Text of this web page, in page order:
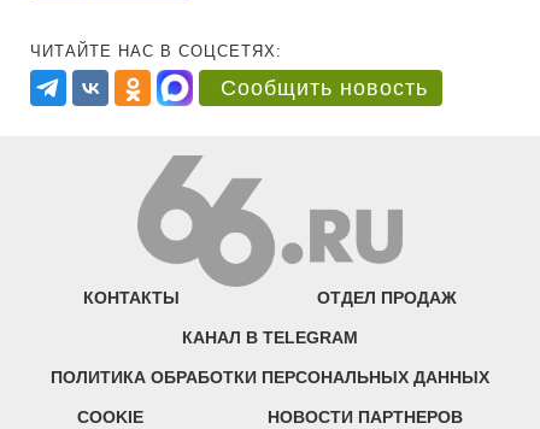
ЧИТАЙТЕ НАС В СОЦСЕТЯХ:
Сообщить новость
КОНТАКТЫ ОТДЕЛ ПРОДАЖ
КАНАЛ В TELEGRAM
ПОЛИТИКА ОБРАБОТКИ ПЕРСОНАЛЬНЫХ ДАННЫХ
COOKIE НОВОСТИ ПАРТНЕРОВ